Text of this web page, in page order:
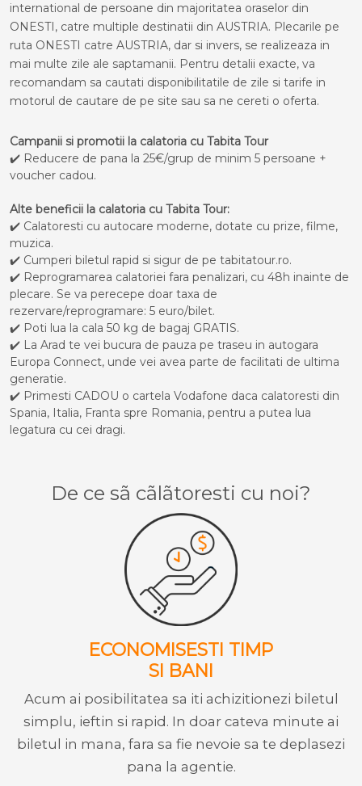
international de persoane din majoritatea oraselor din
ONESTI, catre multiple destinatii din AUSTRIA. Plecarile pe
ruta ONESTI catre AUSTRIA, dar si invers, se realizeaza in
mai multe zile ale saptamanii. Pentru detalii exacte, va
recomandam sa cautati disponibilitatile de zile si tarife in
motorul de cautare de pe site sau sa ne cereti o oferta.
Campanii si promotii la calatoria cu Tabita Tour
✔️ Reducere de pana la 25€/grup de minim 5 persoane +
voucher cadou.
Alte beneficii la calatoria cu Tabita Tour:
✔️ Calatoresti cu autocare moderne, dotate cu prize, filme,
muzica.
✔️ Cumperi biletul rapid si sigur de pe tabitatour.ro.
✔️ Reprogramarea calatoriei fara penalizari, cu 48h inainte de
plecare. Se va perecepe doar taxa de
rezervare/reprogramare: 5 euro/bilet.
✔️ Poti lua la cala 50 kg de bagaj GRATIS.
✔️ La Arad te vei bucura de pauza pe traseu in autogara
Europa Connect, unde vei avea parte de facilitati de ultima
generatie.
✔️ Primesti CADOU o cartela Vodafone daca calatoresti din
Spania, Italia, Franta spre Romania, pentru a putea lua
legatura cu cei dragi.
De ce sã cãlãtoresti cu noi?
ECONOMISESTI TIMP
SI BANI
Acum ai posibilitatea sa iti achizitionezi biletul
simplu, ieftin si rapid. In doar cateva minute ai
biletul in mana, fara sa fie nevoie sa te deplasezi
pana la agentie.